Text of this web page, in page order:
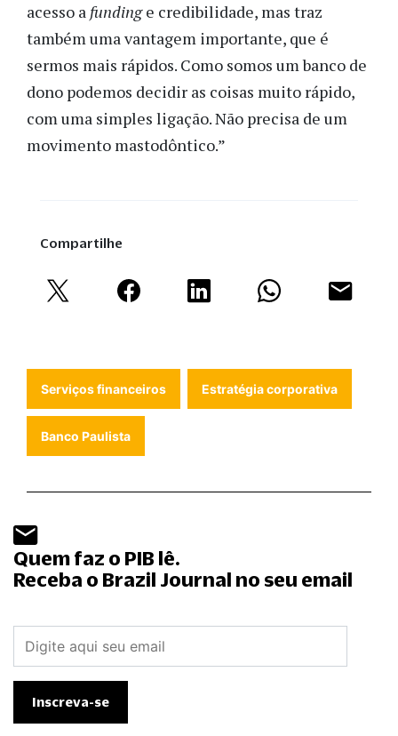
acesso a fundinge credibilidade, mas traz
também uma vantagem importante, que é
sermos mais rápidos. Como somos um banco de
dono podemos decidir as coisas muito rápido,
com uma simples ligação. Não precisa de um
movimento mastodôntico.”
Compartilhe
Serviços financeiros Estratégia corporativa
Banco Paulista
Quem faz o PIB lê.
Receba o Brazil Journal no seu email